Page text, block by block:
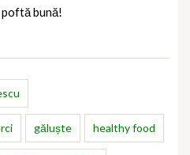
bună!
găluște healthy food